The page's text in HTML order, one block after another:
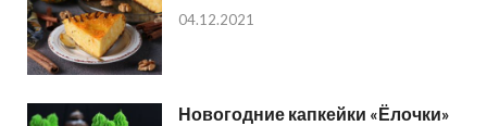
04.12.2021
Новогодние капкейки «Ёлочки»